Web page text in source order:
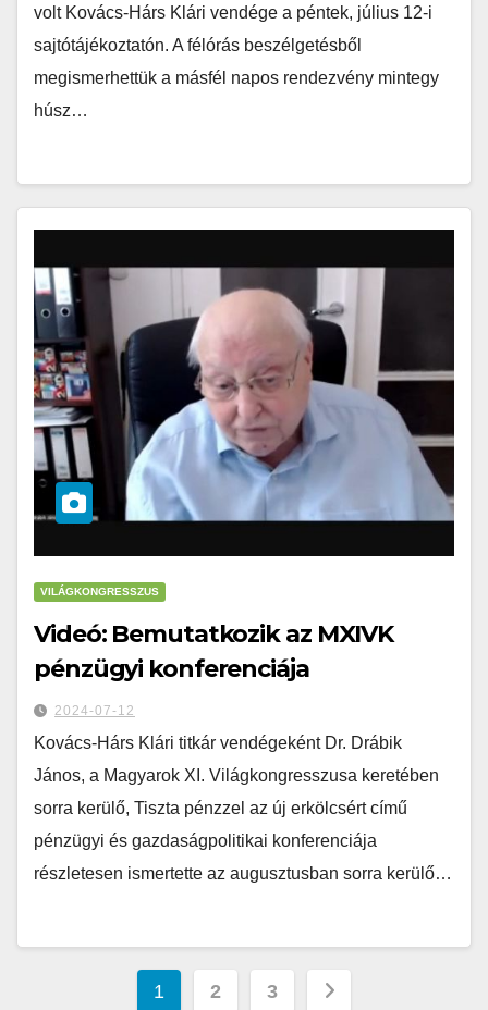
volt Kovács-Hárs Klári vendége a péntek, július 12-i
sajtótájékoztatón. A félórás beszélgetésből
megismerhettük a másfél napos rendezvény mintegy
húsz…
VILÁGKONGRESSZUS
Videó: Bemutatkozik az MXIVK
pénzügyi konferenciája
2024-07-12
Kovács-Hárs Klári titkár vendégeként Dr. Drábik
János, a Magyarok XI. Világkongresszusa keretében
sorra kerülő, Tiszta pénzzel az új erkölcsért című
pénzügyi és gazdaságpolitikai konferenciája
részletesen ismertette az augusztusban sorra kerülő…
1 2 3